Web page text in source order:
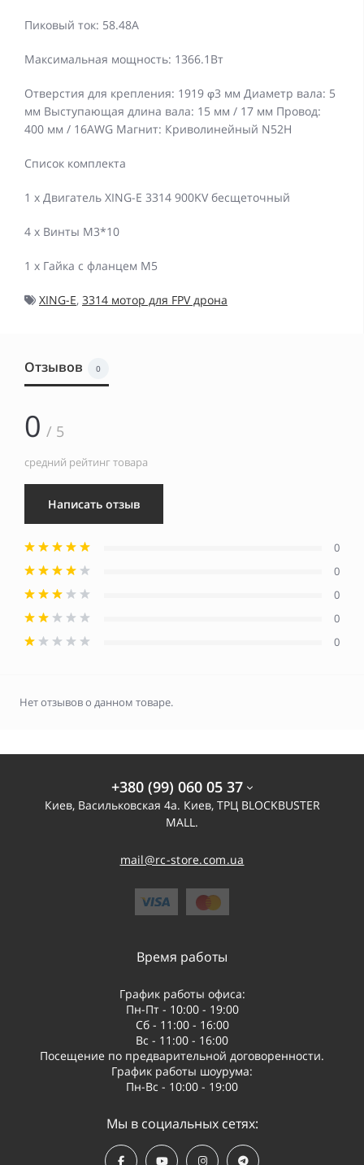
Пиковый ток: 58.48А
Максимальная мощность: 1366.1Вт
Отверстия для крепления: 1919 φ3 мм Диаметр вала: 5
мм Выступающая длина вала: 15 мм / 17 мм Провод:
400 мм / 16AWG Магнит: Криволинейный N52H
Список комплекта
1 x Двигатель XING-E 3314 900KV бесщеточный
4 x Винты M3*10
1 x Гайка с фланцем M5
XING-E, 3314 мотор для FPV дрона
Отзывов 0
0 / 5
средний рейтинг товара
Написать отзыв
0
0
0
0
0
Нет отзывов о данном товаре.
+380 (99) 060 05 37
Киев, Васильковская 4а. Киев, ТРЦ BLOCKBUSTER
MALL.
mail@rc-store.com.ua
Время работы
График работы офиса:
Пн-Пт - 10:00 - 19:00
Сб - 11:00 - 16:00
Вс - 11:00 - 16:00
Посещение по предварительной договоренности.
График работы шоурума:
Пн-Вс - 10:00 - 19:00
Мы в социальных сетях: